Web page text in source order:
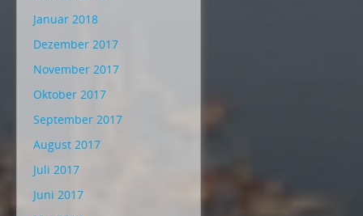
Januar 2018
Dezember 2017
November 2017
Oktober 2017
September 2017
August 2017
Juli 2017
Juni 2017